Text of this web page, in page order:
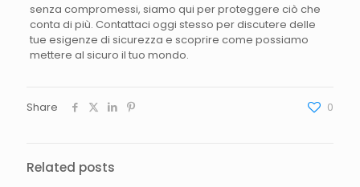
senza compromessi, siamo qui per proteggere ciò che
conta di più. Contattaci oggi stesso per discutere delle
tue esigenze di sicurezza e scoprire come possiamo
mettere al sicuro il tuo mondo.
Share 0
Related posts